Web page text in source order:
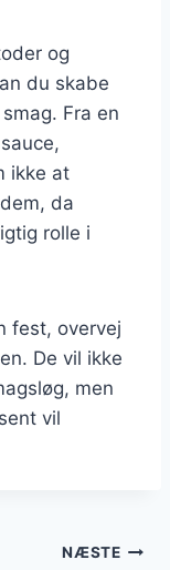
og
du skabe
Fra en
ikke at
da
rolle i
fest, overvej
De vil ikke
men
vil
NÆSTE